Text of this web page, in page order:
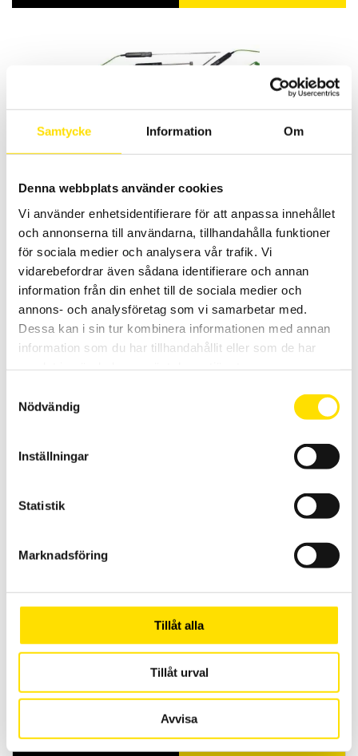
Samtycke Information Om
Denna webbplats använder cookies
Vi använder enhetsidentifierare för att anpassa innehållet
och annonserna till användarna, tillhandahålla funktioner
för sociala medier och analysera vår trafik. Vi
vidarebefordrar även sådana identifierare och annan
information från din enhet till de sociala medier och
annons- och analysföretag som vi samarbetar med.
Dessa kan i sin tur kombinera informationen med annan
information som du har tillhandahållit eller som de har
Nödvändig
Inställningar
Statistik
Marknadsföring
Tillåt alla
Tillåt urval
Avvisa
TILL
Temperaturgivare typ K, modell SK6 till SK13
temperaturgivare för instrument med minikontakt typ k.
1,090.00 3,260.00KR PRISINTERVALL:
1,090.00 KR
TILL
3,260.00 KR
LÄS MER
Relaterade produkter
Kalibrator för ljudnivåmätare enligt EN60942 standard.
5,565.00
CA10101 & CA10101E pH-meter med logger
Chauvin-Arnoux pH-logger i två modeller, antingen vattentätt IP 67
elektroden. De har loggerfunktion och mäter pH-, redoxpotential-